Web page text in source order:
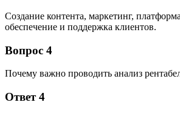
Создание контента, маркетинг,
обеспечение и поддержка клиентов.
Вопрос 4
Почему важно проводить анализ
Ответ 4